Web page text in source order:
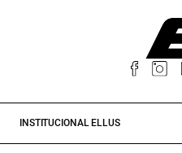
INSTITUCIONAL ELLUS